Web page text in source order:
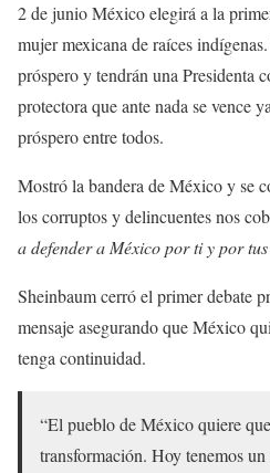
2 de junio México elegirá a la
mujer mexicana de raíces
próspero y tendrán una Presidenta
protectora que ante nada se vence
próspero entre todos.
Mostró la bandera de México y se
los corruptos y delincuentes nos
a defender a México por ti y por
Sheinbaum cerró el primer debate
mensaje asegurando que México
tenga continuidad.
“El pueblo de México quiere
transformación. Hoy tenemos